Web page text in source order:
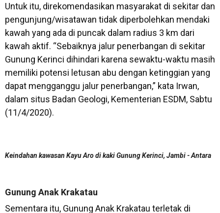
Untuk itu, direkomendasikan masyarakat di sekitar dan
pengunjung/wisatawan tidak diperbolehkan mendaki
kawah yang ada di puncak dalam radius 3 km dari
kawah aktif. “Sebaiknya jalur penerbangan di sekitar
Gunung Kerinci dihindari karena sewaktu-waktu masih
memiliki potensi letusan abu dengan ketinggian yang
dapat mengganggu jalur penerbangan,” kata Irwan,
dalam situs Badan Geologi, Kementerian ESDM, Sabtu
(11/4/2020).
Keindahan kawasan Kayu Aro di kaki Gunung Kerinci, Jambi - Antara
Gunung Anak Krakatau
Sementara itu, Gunung Anak Krakatau terletak di